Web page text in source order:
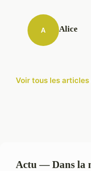
A Alice
Voir tous les
Actu — Dans la